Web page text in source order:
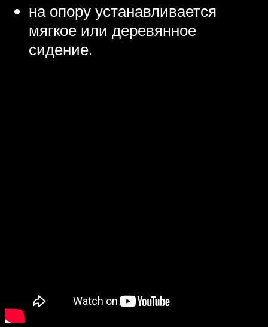
на опору устанавливается
мягкое или деревянное
сидение.